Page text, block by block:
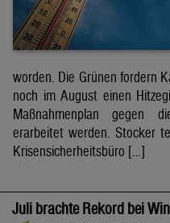
worden. Die Grünen fordern
noch im August einen
Maßnahmenplan gegen
erarbeitet werden. Stocker
Krisensicherheitsbüro […]
Juli brachte Rekord bei